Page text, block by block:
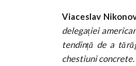
Viaceslav
delegației
tendință de a
chestiuni